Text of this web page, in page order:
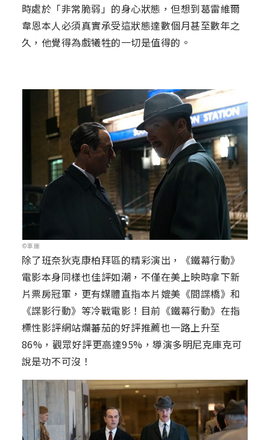
時處於「非常脆弱」的身心狀態，但想到葛雷維爾
韋恩本人必須真實承受這狀態達數個月甚至數年之
久，他覺得為戲犧牲的一切是值得的。
©車庫
除了班奈狄克康柏拜區的精彩演出，《鐵幕行動》
電影本身同樣也佳評如潮，不僅在美上映時拿下新
片票房冠軍，更有媒體直指本片媲美《間諜橋》和
《諜影行動》等冷戰電影！目前《鐵幕行動》在指
標性影評網站爛蕃茄的好評推薦也一路上升至
86%，觀眾好評更高達95%，導演多明尼克庫克可
說是功不可沒！